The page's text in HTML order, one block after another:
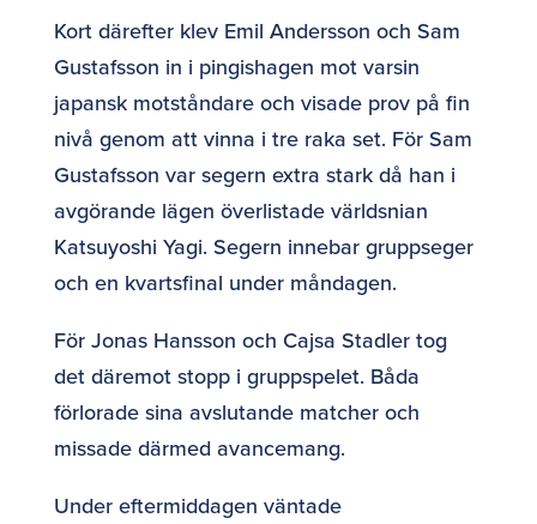
Kort därefter klev Emil Andersson och Sam
Gustafsson in i pingishagen mot varsin
japansk motståndare och visade prov på fin
nivå genom att vinna i tre raka set. För Sam
Gustafsson var segern extra stark då han i
avgörande lägen överlistade världsnian
Katsuyoshi Yagi. Segern innebar gruppseger
och en kvartsfinal under måndagen.
För Jonas Hansson och Cajsa Stadler tog
det däremot stopp i gruppspelet. Båda
förlorade sina avslutande matcher och
missade därmed avancemang.
Under eftermiddagen väntade